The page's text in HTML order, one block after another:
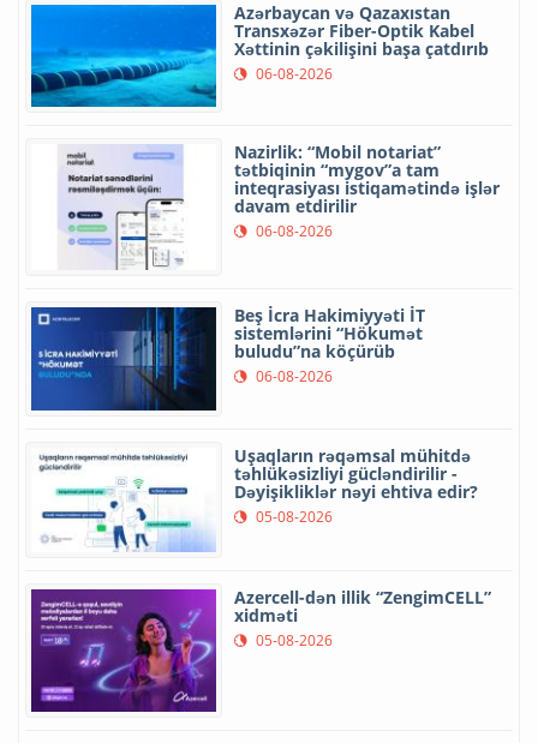
Azərbaycan və Qazaxıstan
Transxəzər Fiber-Optik Kabel
Xəttinin çəkilişini başa çatdırıb
06-08-2026
Nazirlik: “Mobil notariat”
tətbiqinin “mygov”a tam
inteqrasiyası istiqamətində işlər
davam etdirilir
06-08-2026
Beş İcra Hakimiyyəti İT
sistemlərini “Hökumət
buludu”na köçürüb
06-08-2026
Uşaqların rəqəmsal mühitdə
təhlükəsizliyi gücləndirilir -
Dəyişikliklər nəyi ehtiva edir?
05-08-2026
Azercell-dən illik “ZengimCELL”
xidməti
05-08-2026